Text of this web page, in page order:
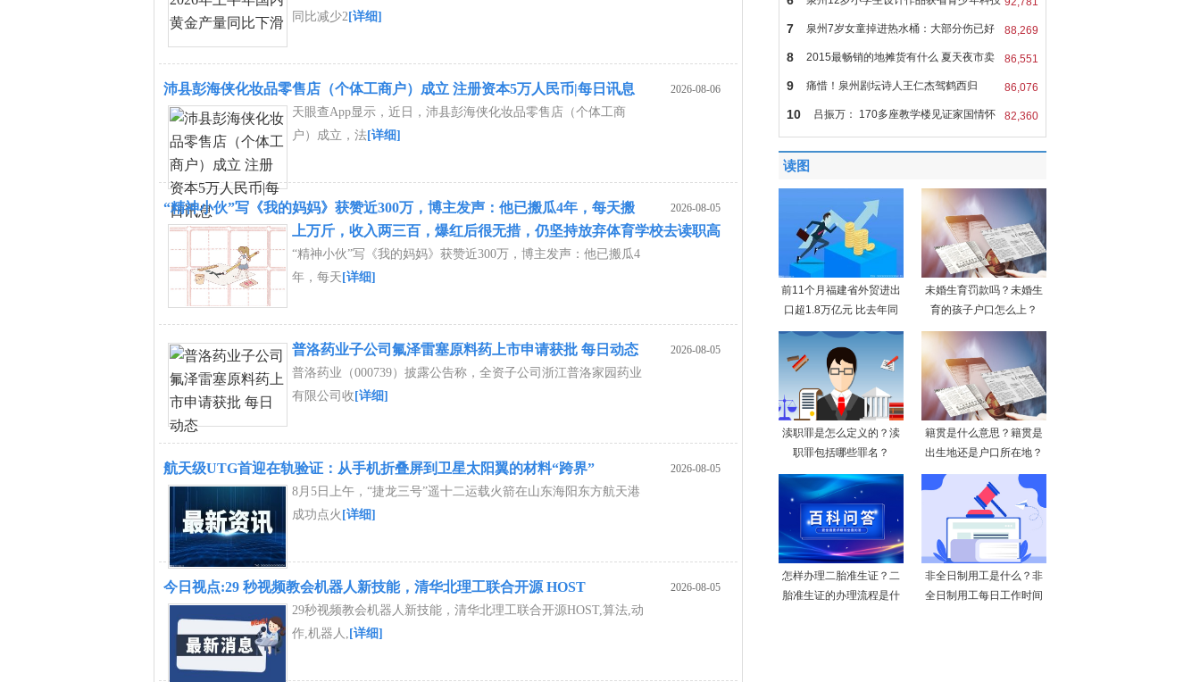
同比减少2[详细]
2026-08-06
沛县彭海侠化妆品零售店（个体工商户）成立 注册资本5万人民币|每日讯息
天眼查App显示，近日，沛县彭海侠化妆品零售店（个体工商
户）成立，法[详细]
2026-08-05
“精神小伙”写《我的妈妈》获赞近300万，博主发声：他已搬瓜4年，每天搬
上万斤，收入两三百，爆红后很无措，仍坚持放弃体育学校去读职高
“精神小伙”写《我的妈妈》获赞近300万，博主发声：他已搬瓜4
年，每天 [详细]
2026-08-05
普洛药业子公司氟泽雷塞原料药上市申请获批 每日动态
普洛药业（000739）披露公告称，全资子公司浙江普洛家园药业
有限公司收 [详细]
2026-08-05
航天级UTG首迎在轨验证：从手机折叠屏到卫星太阳翼的材料“跨界”
8月5日上午，“捷龙三号”遥十二运载火箭在山东海阳东方航天港
成功点火 [详细]
2026-08-05
今日视点:29 秒视频教会机器人新技能，清华北理工联合开源 HOST
29秒视频教会机器人新技能，清华北理工联合开源HOST,算法,动
作,机器人, [详细]
88,269
7 泉州7岁女童掉进热水桶：大部分伤已好
86,551
8 2015最畅销的地摊货有什么 夏天夜市卖
86,076
9 痛惜！泉州剧坛诗人王仁杰驾鹤西归
82,360
10 吕振万： 170多座教学楼见证家国情怀
读图
前11个月福建省外贸进出
口超1.8万亿元 比去年同
未婚生育罚款吗？未婚生
育的孩子户口怎么上？
渎职罪是怎么定义的？渎
职罪包括哪些罪名？
籍贯是什么意思？籍贯是
出生地还是户口所在地？
怎样办理二胎准生证？二
胎准生证的办理流程是什
非全日制用工是什么？非
全日制用工每日工作时间